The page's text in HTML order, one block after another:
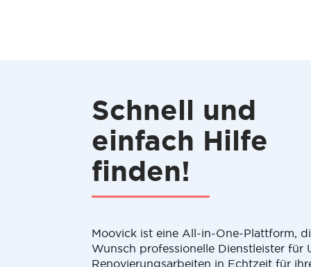
Schnell und
einfach Hilfe
finden!
Moovick ist eine All-in-One-Plattform,
Wunsch professionelle Dienstleister für
Renovierungsarbeiten in Echtzeit für